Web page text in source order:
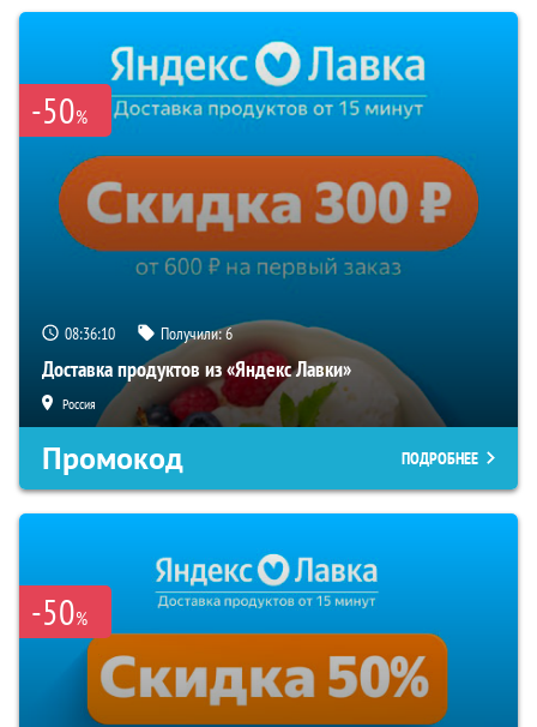
-50%
08:36:09 Получили:6
Доставка продуктов из «Яндекс Лавки»
Россия
Промокод ПОДРОБНЕЕ
-50%